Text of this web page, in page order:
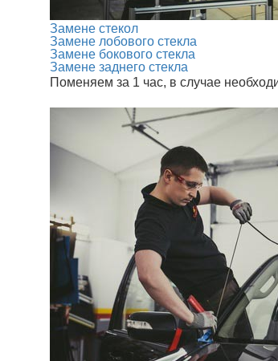
Замене стекол
Замене лобового стекла
Замене бокового стекла
Замене заднего стекла
Поменяем за 1 час, в случае